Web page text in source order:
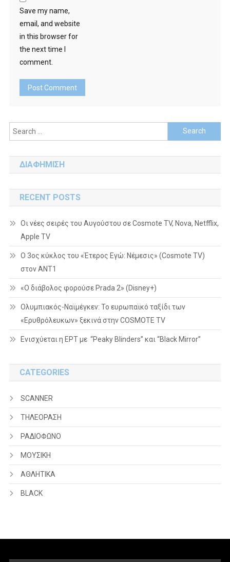
Save my name,
email, and website
in this browser for
the next time I
comment.
Search
for:
ΔΙΑΦΗΜΙΣΗ
RECENT POSTS
Οι νέες σειρές του Αυγούστου σε Cosmote TV, Nova, Netfflix,
Apple TV
Ο 3ος κύκλος του «Έτερος Εγώ: Νέμεσις» (Cosmote TV)
στον ΑΝΤ1
«Ο διάβολος φορούσε Prada 2» (Disney+)
Ολυμπιακός-Ναϊμέγκεν: Το ευρωπαϊκό ταξίδι των
«Ερυθρόλευκων» ξεκινά στην COSMOTE TV
Ενισχύεται η ΕΡΤ με “Peaky Blinders” και “Black Mirror”
CATEGORIES
SCANNER
ΤΗΛΕΟΡΑΣΗ
ΡΑΔΙΟΦΩΝΟ
ΜΟΥΣΙΚΗ
ΑΘΛΗΤΙΚΑ
BLACK